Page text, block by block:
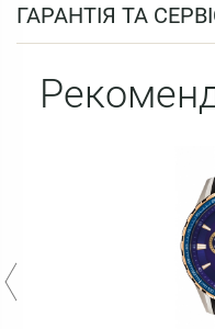
ГАРАНТІЯ ТА